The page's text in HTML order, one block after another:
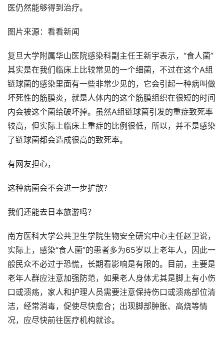
医仍然能够得到治疗。
图片来源：看看新闻
复旦大学附属华山医院感染科副主任王新宇表示，“食人菌”
其实是在我们临床上比较常见的一个细菌，不过在这个A组
链球菌的感染里面有一些非常少见的，它会引起一种病叫做
坏死性的筋膜炎，就是人体内的这个筋膜组织在很短的时间
内会被这个菌给破坏掉。虽然A组链球菌引发的重症致死率
较高，但实际上临床上重症的比例很低，所以，并不是感染
了链球菌都会造成很高的致死率。
有网友担心，
这种病菌会不会进一步扩散？
我们还能去日本旅游吗？
南方医科大学公共卫生学院生物安全研究中心主任赵卫说，
实际上，感染“食人菌”的患者多为65岁以上老年人，因此一
般民众不必过于恐慌，长期看影响是有限的。目前，主要是
老年人群应注意加强防范，如果老人身体尤其是脚上有小伤
口或溃疡，家人和护理人员需要注意保持伤口或溃疡部位清
洁，经常消毒，促使尽快愈合；出现脚部肿胀、高烧等情
况，应尽快前往医疗机构就诊。